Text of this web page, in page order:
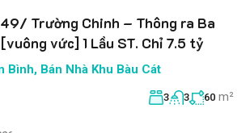
Trường Chinh – Thông ra Ba
vức] 1 Lầu ST. Chỉ 7.5 tỷ
Bình, Bán Nhà Khu Bàu Cát
3 3 60 m²